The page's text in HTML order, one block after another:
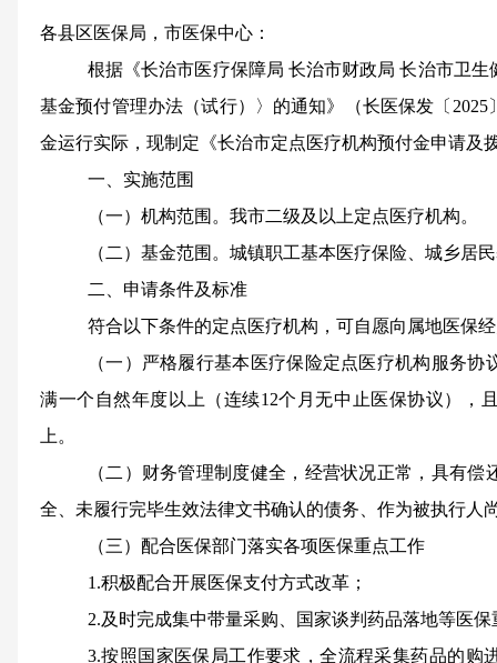
各县区医保局，市医保中心：
根据《长治市医疗保障局 长治市财政局 长治市卫生
基金预付管理办法（试行）〉的通知》（长医保发 〔 2025
金运行实际，现制定《长治市定点医疗机构预付金申请及
一、实施范围
（一）机构范围。 我市二级及以上定点医疗机构。
（二）基金范围。 城镇职工基本医疗保险、城乡居
二、申请条件及标准
符合以下条件的定点医疗机构，可自愿向属地医保
（一）严格履行基本医疗保险定点医疗机构服务
满一个自然年度以上（连续12个月无中止医保协议），
上。
（二）财务管理制度健全，经营状况正常，具有
全、未履行完毕生效法律文书确认的债务、作为被执行人
（三）配合医保部门落实各项医保重点工作
1.积极配合开展医保支付方式改革；
2.及时完成集中带量采购、国家谈判药品落地等医保
3.按照国家医保局工作要求，全流程采集药品的购